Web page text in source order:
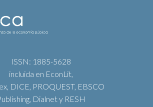
ISSN: 1885-5628
incluida en EconLit,
DICE, PROQUEST, EBSCO
Dialnet y RESH